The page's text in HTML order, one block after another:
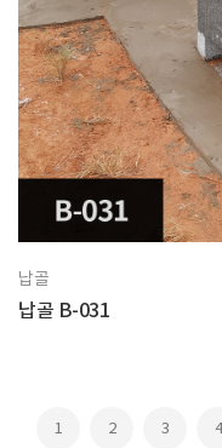
납골
납골 B-031
1 2 3 4